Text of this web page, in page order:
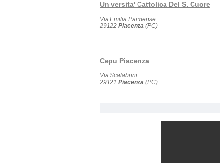
Universita' Cattolica Del S. Cuore
Via Emilia Parmense
29122 Piacenza (PC)
Cepu Piacenza
Via Scalabrini
29121 Piacenza (PC)